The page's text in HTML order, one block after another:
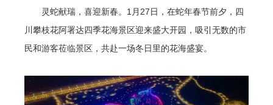
灵蛇献瑞，喜迎新春。1月27日，在蛇年春节前夕，四
川攀枝花阿署达四季花海景区迎来盛大开园，吸引无数的市
民和游客莅临景区，共赴一场冬日里的花海盛宴。